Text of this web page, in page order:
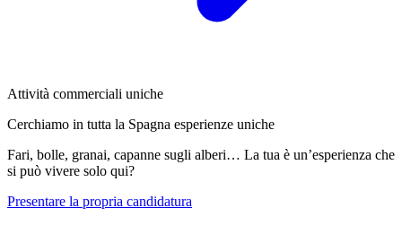
Attività commerciali uniche
Cerchiamo in tutta la Spagna esperienze uniche
Fari, bolle, granai, capanne sugli alberi… La tua è un’esperienza che
si può vivere solo qui?
Presentare la propria candidatura